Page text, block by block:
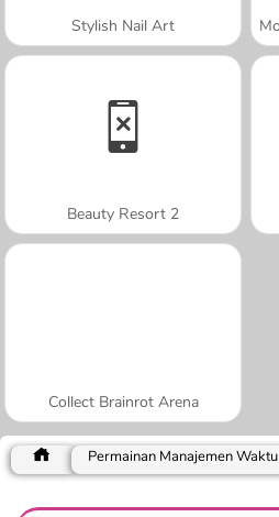
Stylish Nail Art
Beauty Resort 2
Collect Brainrot Arena
Permainan Manajemen Waktu